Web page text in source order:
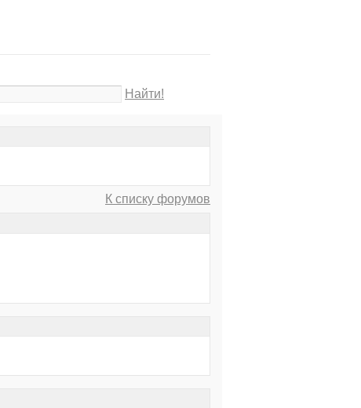
Найти!
К списку форумов